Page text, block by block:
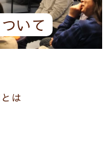
いて
は